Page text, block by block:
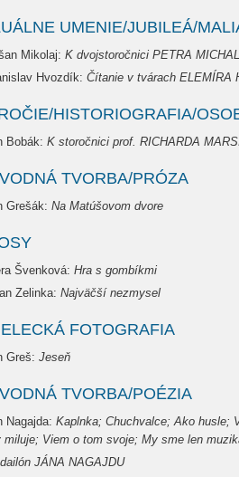
UMENIE/JUBILEÁ/
Mikolaj: K dvojstoročnici PETRA
Hvozdík: Čítanie v tvárach ELEMÍRA
HISTORIOGRAFIA/
Bobák: K storočnici prof. RICHARDA
TVORBA/PRÓZA
Grešák: Na Matúšovom dvore
Švenková: Hra s gombíkmi
Zelinka: Najväčší nezmysel
FOTOGRAFIA
Greš: Jeseň
TVORBA/POÉZIA
Nagajda: Kaplnka; Chuchvalce; Ako husle;
miluje; Viem o tom svoje; My sme len
JÁNA NAGAJDU